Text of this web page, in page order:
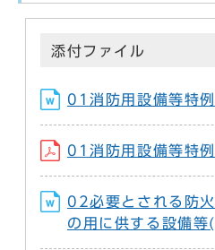
添付ファイル
01消防用設備等特
01消防用設備等特
02必要とされる防
の用に供する設備